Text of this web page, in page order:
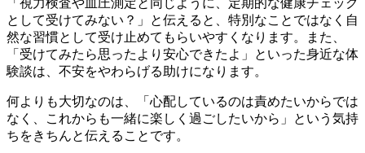
として受けてみない？」と伝えると、特別なことではなく自
然な習慣として受け止めてもらいやすくなります。また、
「受けてみたら思ったより安心できたよ」といった身近な体
験談は、不安をやわらげる助けになります。
何よりも大切なのは、「心配しているのは責めたいからでは
なく、これからも一緒に楽しく過ごしたいから」という気持
ちをきちんと伝えることです。